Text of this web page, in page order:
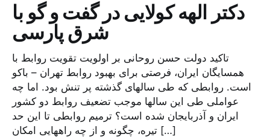
دکتر الهه کولایى در گفت و گو با
شرق پارسى
تاکید دولت حسن روحانى بر اولویت تقویت روابط با
همسایگان ایران، فرصتى براى بهبود روابط تهران – باکو
است. روابطى که طى سالهاى گذشته پر تنش بود. اما چه
عواملى طى این سالها موجب تضعیف روابط دو کشور
ایران و آذربایجان شده است؟ ترمیم روابطى تا این حد
تیره، چگونه و از چه راههایى امکان […]